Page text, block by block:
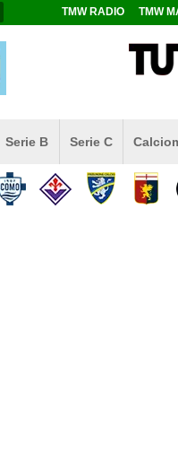
TMW RADIO TMW
Serie B Serie C